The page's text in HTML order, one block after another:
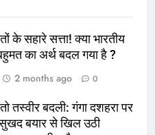
के सहारे सत्ता! क्या भारतीय
का अर्थ बदल गया है ?
2 months ago 0
तस्वीर बदली: गंगा दशहरा पर
बयार से खिल उठी